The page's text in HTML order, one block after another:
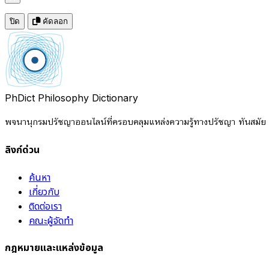
ปิด คัดลอก
PhDict Philosophy Dictionary
พจนานุกรมปรัชญาออนไลน์ที่ครอบคลุมแหล่งความรู้ทางปรัชญา ทันสมัย
ลิงก์ด่วน
ค้นหา
เกี่ยวกับ
ติดต่อเรา
คณะผู้จัดทำ
กฎหมายและแหล่งข้อมูล